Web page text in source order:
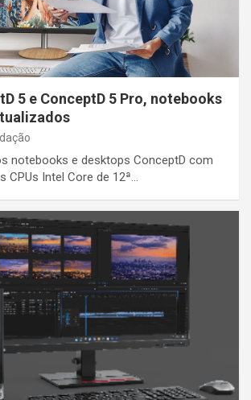
5 e ConceptD 5 Pro, notebooks
notebooks e desktops ConceptD com
CPUs Intel Core de 12ª…